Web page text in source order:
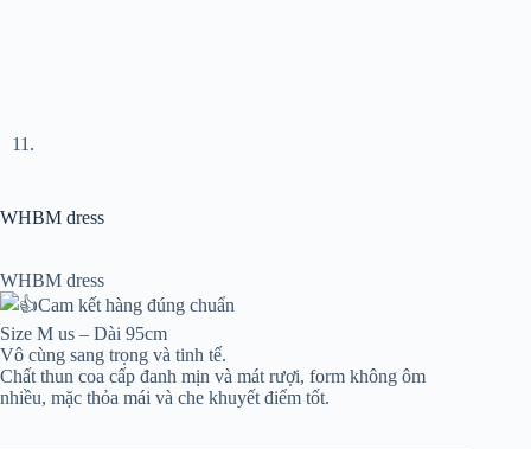
WHBM dress
WHBM dress
Cam kết hàng đúng chuẩn
Size M us – Dài 95cm
Vô cùng sang trọng và tinh tế.
Chất thun coa cấp đanh mịn và mát rượi, form không ôm
nhiều, mặc thỏa mái và che khuyết điểm tốt.